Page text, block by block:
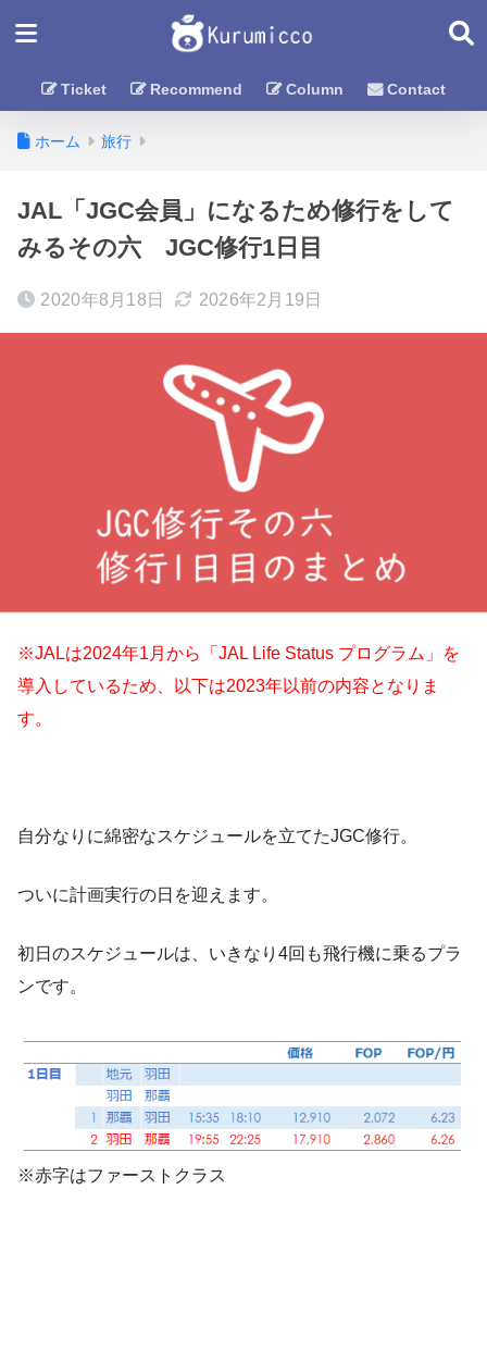
Ticket Recommend Column Contact
ホーム 旅行
JAL「JGC会員」になるため修行をして
みるその六 JGC修行1日目
2020年8月18日 2026年2月19日
※JALは2024年1月から「JAL Life Status プログラム」を
導入しているため、以下は2023年以前の内容となりま
す。
自分なりに綿密なスケジュールを立てたJGC修行。
ついに計画実行の日を迎えます。
初日のスケジュールは、いきなり4回も飛行機に乗るプラ
ンです。
※赤字はファーストクラス